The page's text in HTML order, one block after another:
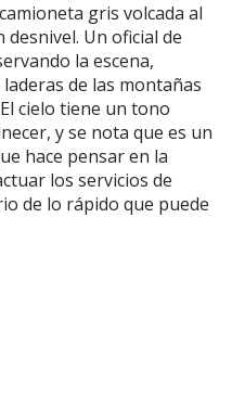
gris volcada al
Un oficial de
la escena,
de las montañas
cielo tiene un tono
y se nota que es un
hace pensar en la
los servicios de
de lo rápido que puede